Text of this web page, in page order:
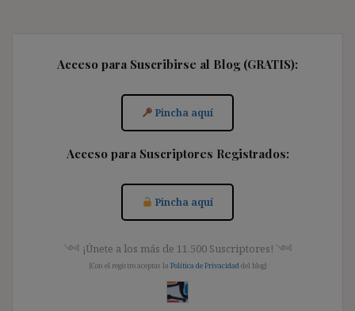
Acceso para Suscribirse al Blog (GRATIS):
Pincha aquí
Acceso para Suscriptores Registrados:
Pincha aquí
༺ ¡Únete a los más de 11.500 Suscriptores! ༺
[Con el registro aceptas la Política de Privacidad del blog]